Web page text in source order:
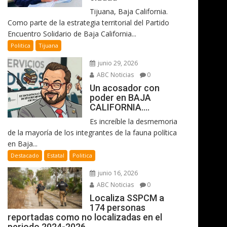
Tijuana, Baja California.
Como parte de la estrategia territorial del Partido
Encuentro Solidario de Baja California...
Politica Tijuana
junio 29, 2026
ABC Noticias
0
Un acosador con
poder en BAJA
CALIFORNIA….
Es increíble la desmemoria
de la mayoría de los integrantes de la fauna política
en Baja...
Destacado Estatal Politica
junio 16, 2026
ABC Noticias
0
Localiza SSPCM a
174 personas
reportadas como no localizadas en el